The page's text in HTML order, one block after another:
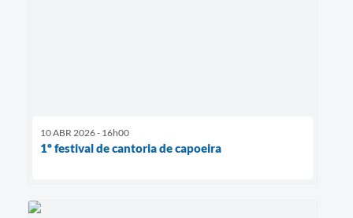
10 ABR 2026 - 16h00
1º festival de cantoria de capoeira